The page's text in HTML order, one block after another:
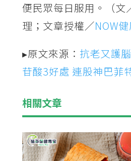
便民眾每日服用。（文
理；文章授權／NOW
▸原文來源： 抗老又護
苷酸3好處 連股神巴菲
相關文章